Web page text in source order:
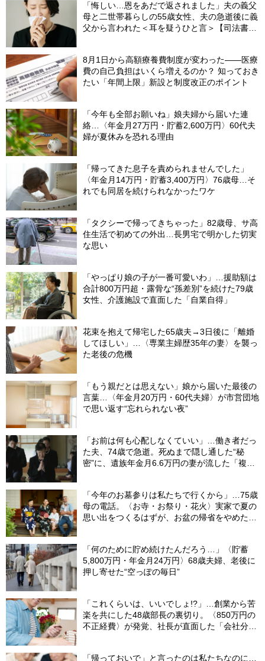
「悔しい…恩をあだで返されました」夫の義父
母と二世帯暮らしの55歳女性、夫の急逝後に義
父から言われた＜耳を疑うひと言＞【司法書士
8月1日から高額療養費制度が変わった――医療
費の自己負担はいくら増えるのか？ 知っておき
たい「年間上限」新設と制度改正のポイント
「今年も全部お願いね」娘夫婦から届いた連
絡…〈年金月27万円・貯蓄2,600万円〉60代夫
婦が夏休みを恐れる理由
「帰ってきた息子を責められませんでした」
〈年金月14万円・貯蓄3,400万円〉76歳母…そ
れでも同居を続けられなかったワケ
「タクシーで帰ってきちゃった」82歳母、サ高
住生活で初めての外出…長男宅で明かした切実
な思い
「やっぱり娘の子が一番可愛いわ」…援助額は
合計800万円超・露骨な“孫差別”を続けた79歳
女性、介護施設で直面した「自業自得」
花束を抱えて帰宅した65歳夫→3日後に「離婚
してほしい」…〈専業主婦歴35年の妻〉を襲っ
た老後の危機
「もう親だとは思えない」娘から届いた最後の
言葉…〈年金月20万円・60代夫婦〉が市営団地
で思い返す“忘れられない夜”
「お前は何も心配しなくていい」…働き者だっ
た夫、74歳で急逝。死ぬまで隠し通した“秘
密”に、遺族年金月6.6万円の妻が流した「複雑
「今年のお墓参りは私たちで行くから」…75歳
母の電話。〈お寺・お祭り・花火〉実家で夏の
思い出をつくるはずが、お盆の帰省をやめた理
「何のために貯め続けたんだろう…」〈貯蓄
5,800万円・年金月24万円〉68歳夫婦、老後に
押し寄せた“空っぽの毎日”
「これくらいは、いいでしょ!?」…創業から苦
楽を共にした48歳部長の裏切り。〈850万円の
不正経費〉が発覚、社長が直面した「会社分裂
「帰っておいで」と言ったのは私たちなのに…